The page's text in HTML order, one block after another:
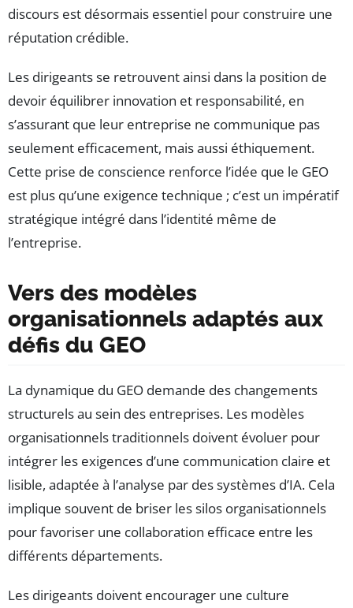
discours est désormais essentiel pour construire une
réputation crédible.
Les dirigeants se retrouvent ainsi dans la position de
devoir équilibrer innovation et responsabilité, en
s’assurant que leur entreprise ne communique pas
seulement efficacement, mais aussi éthiquement.
Cette prise de conscience renforce l’idée que le GEO
est plus qu’une exigence technique ; c’est un impératif
stratégique intégré dans l’identité même de
l’entreprise.
Vers des modèles
organisationnels adaptés aux
défis du GEO
La dynamique du GEO demande des changements
structurels au sein des entreprises. Les modèles
organisationnels traditionnels doivent évoluer pour
intégrer les exigences d’une communication claire et
lisible, adaptée à l’analyse par des systèmes d’IA. Cela
implique souvent de briser les silos organisationnels
pour favoriser une collaboration efficace entre les
différents départements.
Les dirigeants doivent encourager une culture